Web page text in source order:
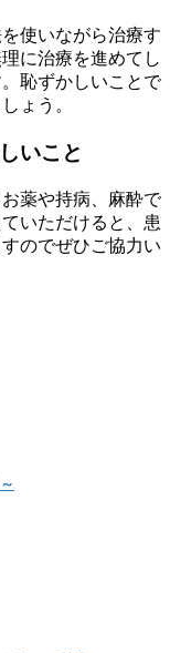
使いながら治療す
に治療を進めてし
恥ずかしいことで
ょう。
いこと
薬や持病、麻酔で
いただけると、患
のでぜひご協力い